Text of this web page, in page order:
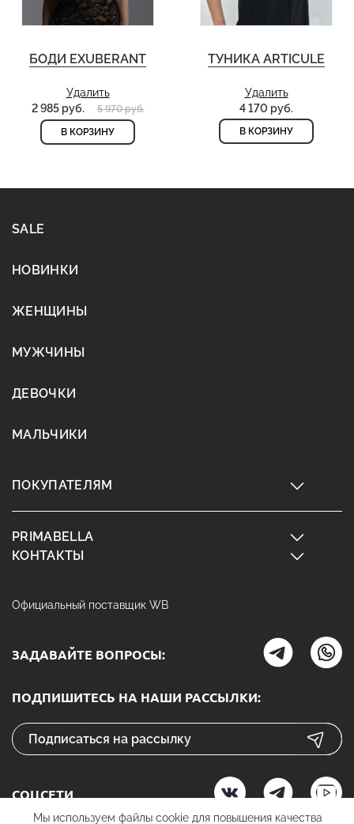
БОДИ EXUBERANT
Удалить
2 985 руб.
5 970 руб.
В КОРЗИНУ
ТУНИКА ARTICULE
Удалить
4 170 руб.
В КОРЗИНУ
SALE
НОВИНКИ
ЖЕНЩИНЫ
МУЖЧИНЫ
ДЕВОЧКИ
МАЛЬЧИКИ
ПОКУПАТЕЛЯМ
PRIMABELLA
КОНТАКТЫ
Официальный поставщик WB
ЗАДАВАЙТЕ ВОПРОСЫ:
ПОДПИШИТЕСЬ НА НАШИ РАССЫЛКИ:
СОЦСЕТИ
Мы используем файлы cookie для повышения качества